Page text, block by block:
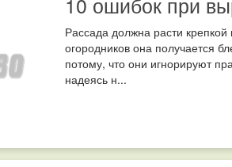
Рассада должна расти
огородников она получается
потому, что они игнорируют
надеясь н...